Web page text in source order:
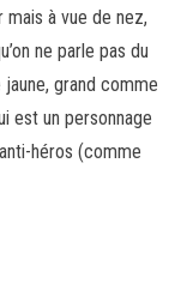
à vue de nez,
ne parle pas du
grand comme
est un personnage
héros (comme